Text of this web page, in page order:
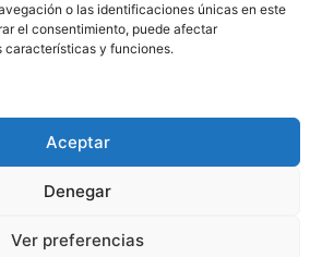
o las identificaciones únicas en este
el consentimiento, puede afectar
características y funciones.
Aceptar
Denegar
Ver preferencias
septiembre 14, 2023